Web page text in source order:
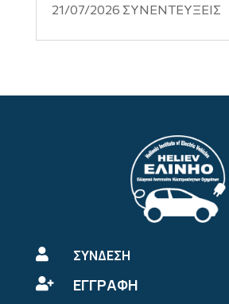
21/07/2026 ΣΥΝΕΝΤΕΥΞΕΙΣ
 ΣΥΝΔΕΣΗ
 ΕΓΓΡΑΦΗ